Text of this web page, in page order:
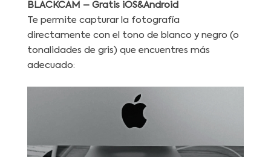
BLACKCAM – Gratis iOS&Android
Te permite capturar la fotografía
directamente con el tono de blanco y negro (o
tonalidades de gris) que encuentres más
adecuado: